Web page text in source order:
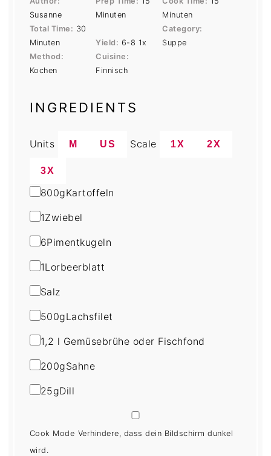
Susanne
Minuten
Minuten
Total Time: 30
Minuten
Yield: 6-8 1x
Category:
Suppe
Method:
Kochen
Cuisine:
Finnisch
INGREDIENTS
Units M US Scale 1X 2X
3X
800gKartoffeln
1Zwiebel
6Pimentkugeln
1Lorbeerblatt
Salz
500gLachsfilet
1,2 l Gemüsebrühe oder Fischfond
200gSahne
25gDill
Cook Mode Verhindere, dass dein Bildschirm dunkel
wird.